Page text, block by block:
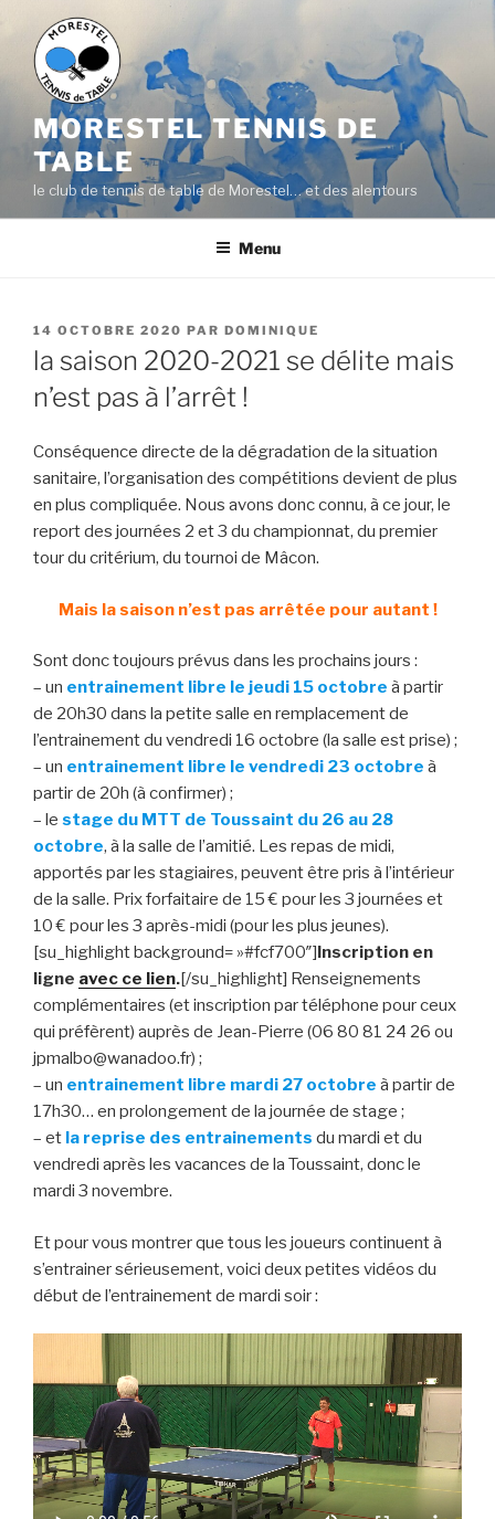
contenu
principal
MORESTEL TENNIS DE
TABLE
le club de tennis de table de Morestel… et des alentours
Menu
PUBLIÉ
LE
14 OCTOBRE 2020 PAR DOMINIQUE
la saison 2020-2021 se délite mais
n’est pas à l’arrêt !
Conséquence directe de la dégradation de la situation
sanitaire, l’organisation des compétitions devient de plus
en plus compliquée. Nous avons donc connu, à ce jour, le
report des journées 2 et 3 du championnat, du premier
tour du critérium, du tournoi de Mâcon.
Mais la saison n’est pas arrêtée pour autant !
Sont donc toujours prévus dans les prochains jours :
– un entrainement libre le jeudi 15 octobre à partir
de 20h30 dans la petite salle en remplacement de
l’entrainement du vendredi 16 octobre (la salle est prise) ;
– un entrainement libre le vendredi 23 octobre à
partir de 20h (à confirmer) ;
– le stage du MTT de Toussaint du 26 au 28
octobre, à la salle de l’amitié. Les repas de midi,
apportés par les stagiaires, peuvent être pris à l’intérieur
de la salle. Prix forfaitaire de 15 € pour les 3 journées et
10 € pour les 3 après-midi (pour les plus jeunes).
[su_highlight background= »#fcf700″]Inscription en
ligne avec ce lien.[/su_highlight] Renseignements
complémentaires (et inscription par téléphone pour ceux
qui préfèrent) auprès de Jean-Pierre (06 80 81 24 26 ou
jpmalbo@wanadoo.fr) ;
– un entrainement libre mardi 27 octobre à partir de
17h30… en prolongement de la journée de stage ;
– et la reprise des entrainements du mardi et du
vendredi après les vacances de la Toussaint, donc le
mardi 3 novembre.
Et pour vous montrer que tous les joueurs continuent à
s’entrainer sérieusement, voici deux petites vidéos du
début de l’entrainement de mardi soir :